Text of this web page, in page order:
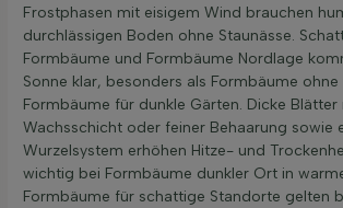
Frostphasen mit eisigem Wind brauchen
durchlässigen Boden ohne Staunässe.
Formbäume und Formbäume Nordlage
Sonne klar, besonders als Formbäume ohne
Formbäume für dunkle Gärten. Dicke Blätter
Wachsschicht oder feiner Behaarung sowie
Wurzelsystem erhöhen Hitze- und
wichtig bei Formbäume dunkler Ort in
Formbäume für schattige Standorte gelten